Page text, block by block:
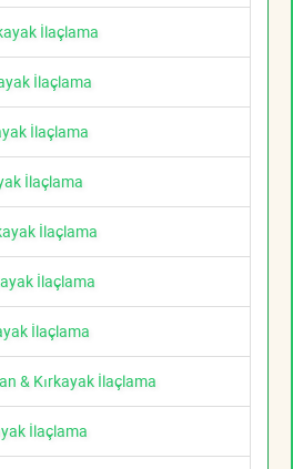
İlaçlama
İlaçlama
İlaçlama
İlaçlama
İlaçlama
İlaçlama
İlaçlama
& Kırkayak İlaçlama
İlaçlama